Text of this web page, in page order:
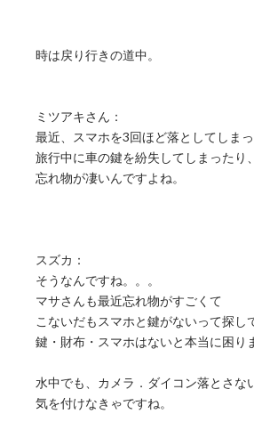
時は戻り行きの道中。
ミツアキさん：
最近、スマホを3回ほど落としてしまっ
旅行中に車の鍵を紛失してしまったり
忘れ物が凄いんですよね。
スズカ：
そうなんですね。。。
マサさんも最近忘れ物がすごくて
こないだもスマホと鍵がないって探し
鍵・財布・スマホはないと本当に困り
水中でも、カメラ．ダイコン落とさな
気を付けなきゃですね。